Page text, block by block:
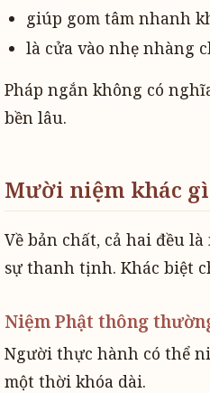
giúp gom tâm nhanh
là cửa vào nhẹ nhàng
Pháp ngắn không có
bền lâu.
Mười niệm khác
Về bản chất, cả hai đều là
sự thanh tịnh. Khác biệt
Niệm Phật thông
Người thực hành có thể
một thời khóa dài.